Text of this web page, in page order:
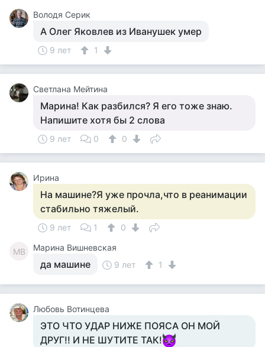
Володя Серик
А Олег Яковлев из Иванушек умер
9 лет 1
Светлана Мейтина
Марина! Как разбился? Я его тоже знаю.
Напишите хотя бы 2 слова
9 лет 0 0
Ирина
На машине?Я уже прочла,что в реанимации
стабильно тяжелый.
9 лет 1 0
МВ Марина Вишневская
да машине 9 лет 1
Любовь Вотинцева
ЭТО ЧТО УДАР НИЖЕ ПОЯСА ОН МОЙ
ДРУГ!! И НЕ ШУТИТЕ ТАК!